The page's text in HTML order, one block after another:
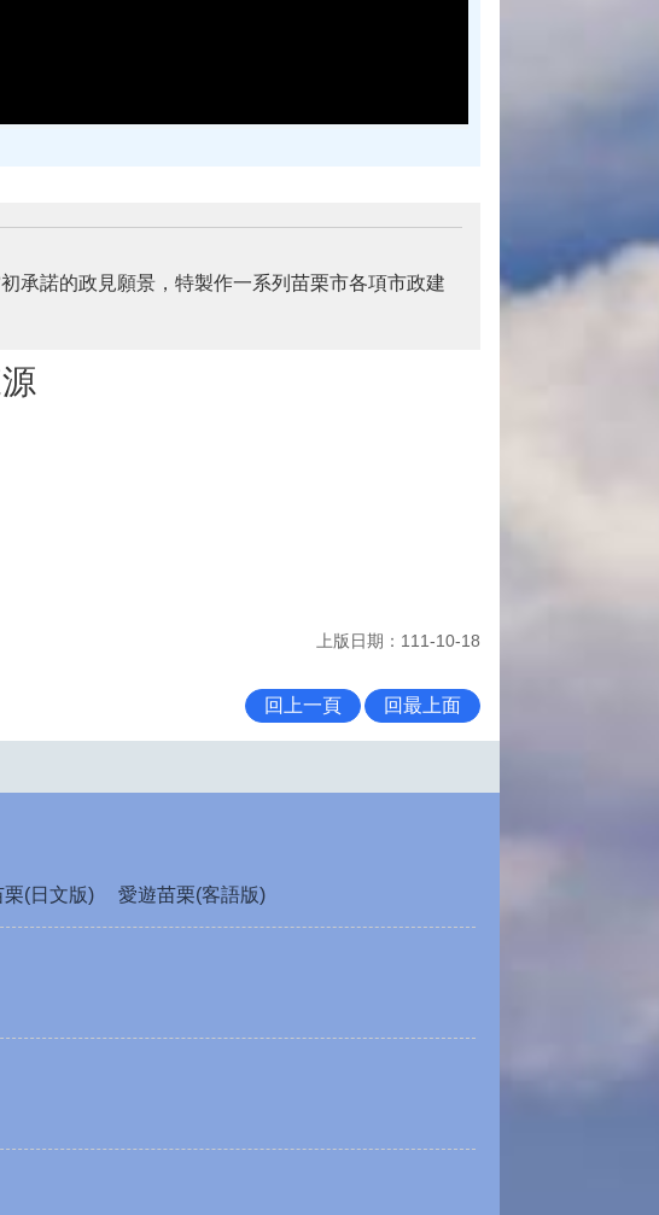
承諾的政見願景，特製作一系列苗栗市各項市政建
上版日期：111-10-18
回上一頁 回最上面
栗(日文版) 愛遊苗栗(客語版)